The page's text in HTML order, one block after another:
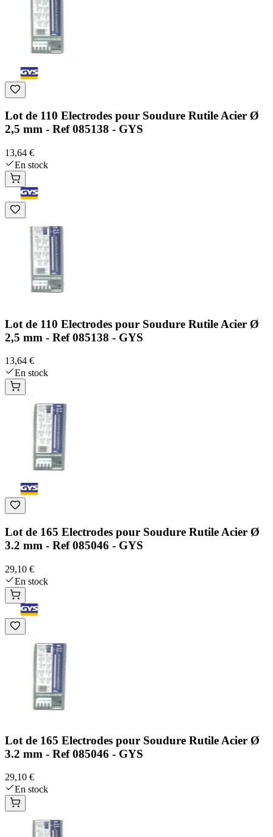
Lot de 110 Electrodes pour Soudure Rutile Acier Ø
2,5 mm - Ref 085138 - GYS
13,64 €
En stock
Lot de 110 Electrodes pour Soudure Rutile Acier Ø
2,5 mm - Ref 085138 - GYS
13,64 €
En stock
Lot de 165 Electrodes pour Soudure Rutile Acier Ø
3.2 mm - Ref 085046 - GYS
29,10 €
En stock
Lot de 165 Electrodes pour Soudure Rutile Acier Ø
3.2 mm - Ref 085046 - GYS
29,10 €
En stock